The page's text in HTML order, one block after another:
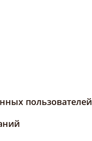
пользователей